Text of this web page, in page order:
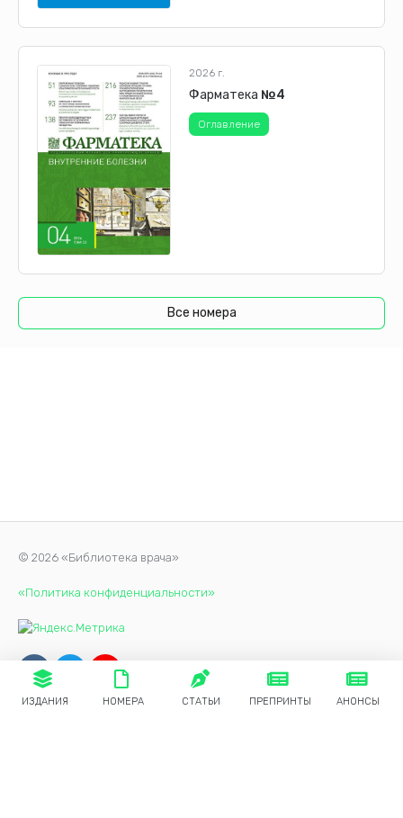
2026 г.
Фарматека №4
Оглавление
Все номера
© 2026 «Библиотека врача»
«Политика конфиденциальности»
ИЗДАНИЯ НОМЕРА СТАТЬИ ПРЕПРИНТЫ АНОНСЫ